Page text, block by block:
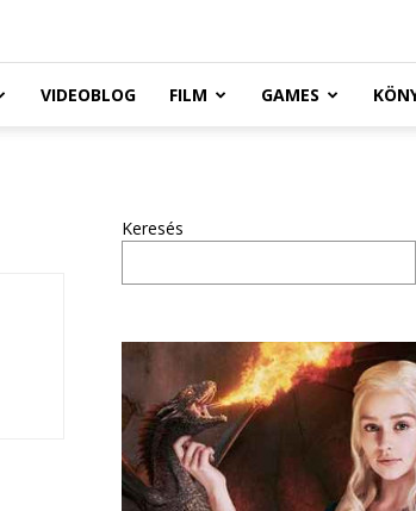
VIDEOBLOG FILM GAMES
Keresés